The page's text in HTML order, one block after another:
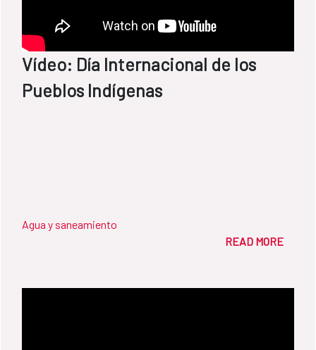
Vídeo: Día Internacional de los
Pueblos Indígenas
Agua y saneamiento
READ MORE